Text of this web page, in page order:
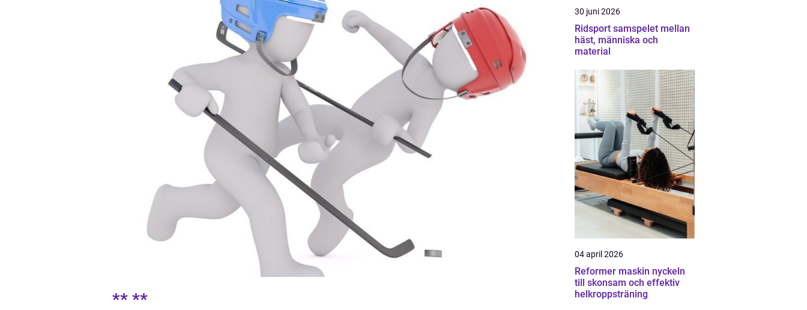
** **
30 juni 2026
Ridsport samspelet mellan
häst, människa och
material
04 april 2026
Reformer maskin nyckeln
till skonsam och effektiv
helkroppsträning